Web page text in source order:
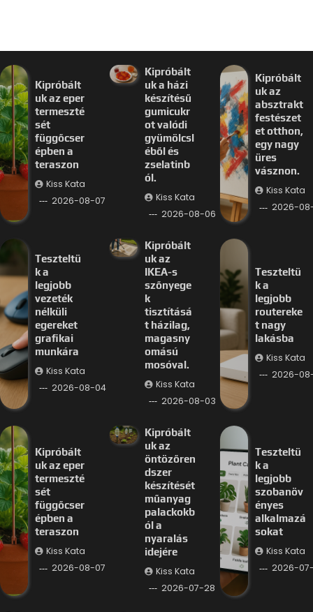
Kipróbált
uk az eper
termeszté
sét
függőcser
épben a
teraszon
Kiss Kata
2026-08-07
Kipróbált
uk a házi
készítésű
gumicukr
ot valódi
gyümölcsl
éből és
zselatinb
ól.
Kiss Kata
2026-08-06
Kipróbált
uk az
absztrakt
festészet
et otthon,
egy nagy
üres
vásznon.
Kiss Kata
2026-
Teszteltü
k a
legjobb
vezeték
nélküli
egereket
grafikai
munkára
Kiss Kata
2026-08-04
Kipróbált
uk az
IKEA-s
szőnyege
k
tisztításá
t házilag,
magasny
omású
mosóval.
Kiss Kata
2026-08-03
Teszteltü
k a
legjobb
routereke
t nagy
lakásba
Kiss Kata
2026-
Kipróbált
uk az eper
termeszté
sét
függőcser
épben a
teraszon
Kiss Kata
2026-08-07
Kipróbált
uk az
öntözőren
dszer
készítését
műanyag
palackokb
ól a
nyaralás
idejére
Kiss Kata
2026-07-28
Teszteltü
k a
legjobb
szobanöv
ényes
alkalmazá
sokat
Kiss Kata
2026-